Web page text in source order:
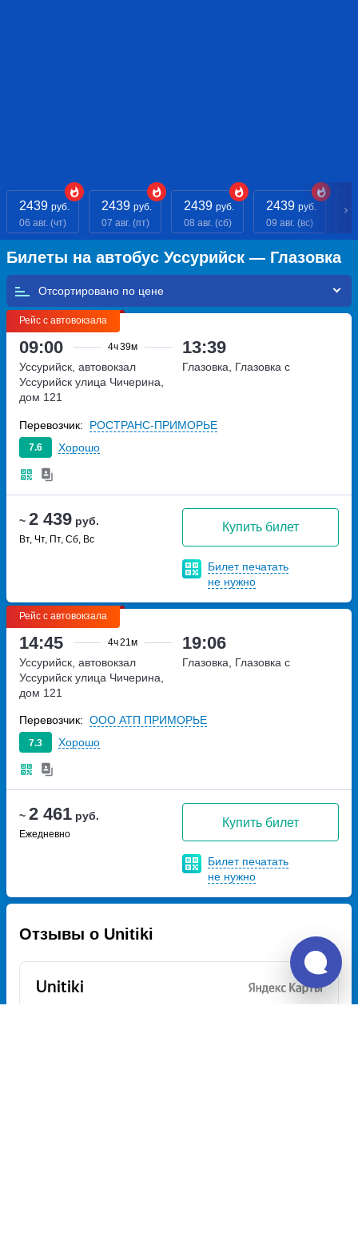
2439 руб.
06 авг. (чт)
2439 руб.
07 авг. (пт)
2439 руб.
08 авг. (сб)
2439 руб.
09 авг. (вс)
Билеты на автобус Уссурийск — Глазовка
Отсортировано по
Рейс с автовокзала
09:00 4ч39м 13:39
~ 2 439 руб.
Вт, Чт, Пт, Сб, Вс
Купить билет
Билет печатать
не нужно
Уссурийск, автовокзал
Уссурийск улица Чичерина,
дом 121
Глазовка, Глазовка с
7.6 Хорошо
Перевозчик: РОСТРАНС-ПРИМОРЬЕ
Рейс с автовокзала
14:45 4ч21м 19:06
~ 2 461 руб.
Ежедневно
Купить билет
Билет печатать
не нужно
Уссурийск, автовокзал
Уссурийск улица Чичерина,
дом 121
Глазовка, Глазовка с
7.3 Хорошо
Перевозчик: OOO АТП ПРИМОРЬЕ
Отзывы о Unitiki